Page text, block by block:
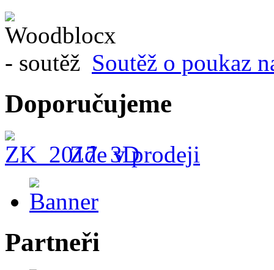
Soutěž o poukaz
Doporučujeme
Zde v prodeji
Partneři